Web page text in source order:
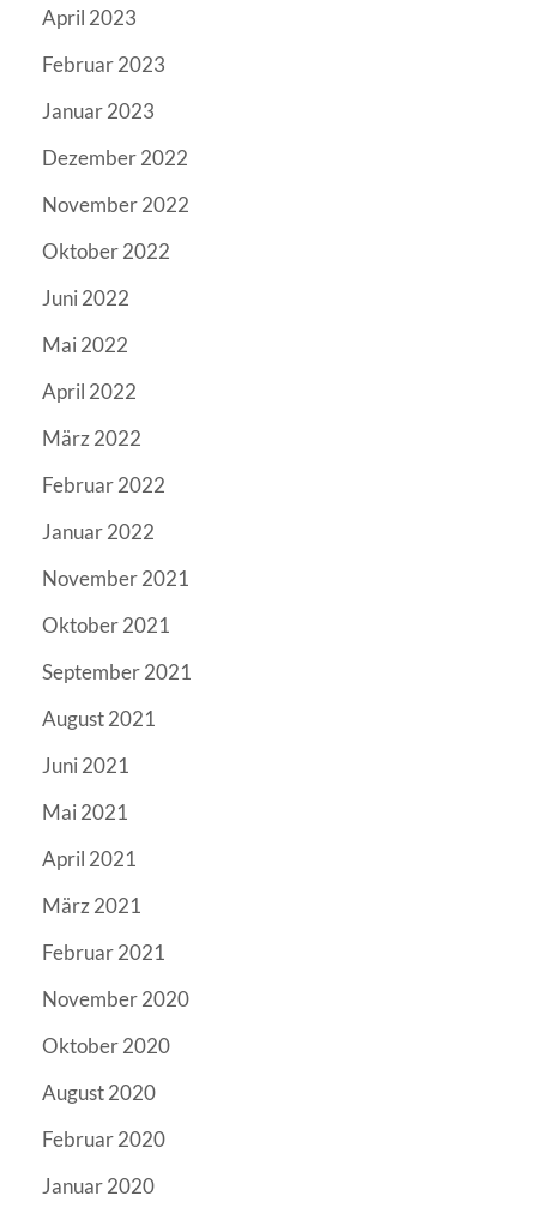
April 2023
Februar 2023
Januar 2023
Dezember 2022
November 2022
Oktober 2022
Juni 2022
Mai 2022
April 2022
März 2022
Februar 2022
Januar 2022
November 2021
Oktober 2021
September 2021
August 2021
Juni 2021
Mai 2021
April 2021
März 2021
Februar 2021
November 2020
Oktober 2020
August 2020
Februar 2020
Januar 2020